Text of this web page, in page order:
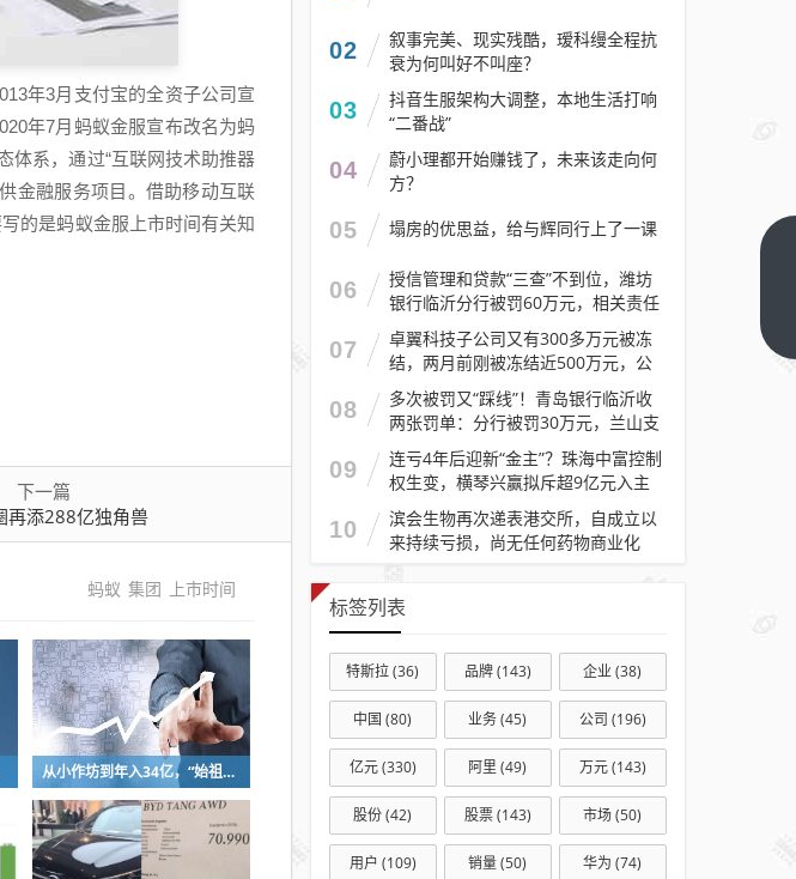
年3月支付宝的全资子公司宣
年7月蚂蚁金服宣布改名为蚂
体系，通过“互联网技术助推器
金融服务项目。借助移动互联
的是蚂蚁金服上市时间有关知
下一篇
再添288亿独角兽
蚂蚁 集团 上市时间
从小作坊到年入34亿，“始祖鸟对手”被中国资本买了，能成“中产新宠”吗？
02
叙事完美、现实残酷，瑷科缦全程抗
衰为何叫好不叫座？
03
抖音生服架构大调整，本地生活打响
“二番战”
04
蔚小理都开始赚钱了，未来该走向何
方？
05 塌房的优思益，给与辉同行上了一课
06
授信管理和贷款“三查”不到位，潍坊
银行临沂分行被罚60万元，相关责任
人被警告
07
卓翼科技子公司又有300多万元被冻
结，两月前刚被冻结近500万元，公
司去年预计亏损至少2.1亿元
08
多次被罚又“踩线”！青岛银行临沂收
两张罚单：分行被罚30万元，兰山支
行被罚30万元
09
连亏4年后迎新“金主”？珠海中富控制
权生变，横琴兴赢拟斥超9亿元入主
10
滨会生物再次递表港交所，自成立以
来持续亏损，尚无任何药物商业化
标签列表
特斯拉(36) 品牌(143) 企业(38)
中国 (80) 业务(45) 公司 (196)
亿元(330) 阿里 (49) 万元(143)
股份(42) 股票(143) 市场(50)
用户 (109) 销量(50) 华为 (74)